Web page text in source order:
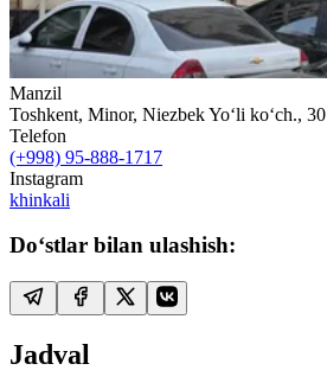
Manzil
Toshkent, Minor, Niezbek Yo‘li ko‘ch., 30
Telefon
(+998) 95-888-1717
Instagram
khinkali
Do‘stlar bilan ulashish:
Jadval